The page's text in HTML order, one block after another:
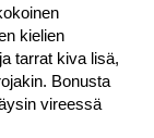
kielien
tarrat kiva lisä,
Bonusta
vireessä